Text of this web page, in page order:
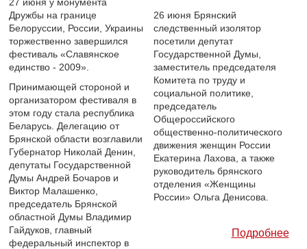
Дружбы на границе
Белоруссии, России, Украины
торжественно завершился
фестиваль «Славянское
единство - 2009».
Принимающей стороной и
организатором фестиваля в
этом году стала республика
Беларусь. Делегацию от
Брянской области возглавили
Губернатор Николай Денин,
депутаты Государственной
Думы Андрей Бочаров и
Виктор Малашенко,
председатель Брянской
областной Думы Владимир
Гайдуков, главный
федеральный инспектор в
26 июня Брянский
следственный изолятор
посетили депутат
Государственной Думы,
заместитель председателя
Комитета по труду и
социальной политике,
председатель
Общероссийского
общественно-политического
движения женщин России
Екатерина Лахова, а также
руководитель брянского
отделения «Женщины
России» Ольга Денисова.
Подробнее